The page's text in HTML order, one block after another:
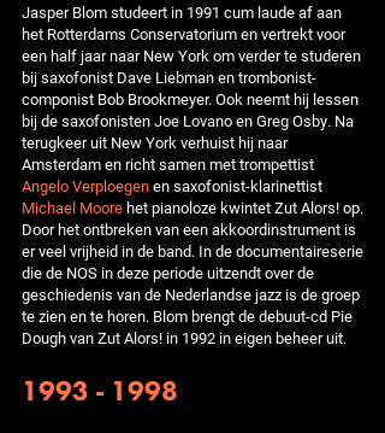
Jasper Blom studeert in 1991 cum laude af aan
het Rotterdams Conservatorium en vertrekt voor
een half jaar naar New York om verder te studeren
bij saxofonist Dave Liebman en trombonist-
componist Bob Brookmeyer. Ook neemt hij lessen
bij de saxofonisten Joe Lovano en Greg Osby. Na
terugkeer uit New York verhuist hij naar
Amsterdam en richt samen met trompettist
Angelo Verploegenen saxofonist-klarinettist
Michael Moorehet pianoloze kwintet Zut Alors! op.
Door het ontbreken van een akkoordinstrument is
er veel vrijheid in de band. In de documentaireserie
die de NOS in deze periode uitzendt over de
geschiedenis van de Nederlandse jazz is de groep
te zien en te horen. Blom brengt de debuut-cd Pie
Dough van Zut Alors! in 1992 in eigen beheer uit.
1993 - 1998